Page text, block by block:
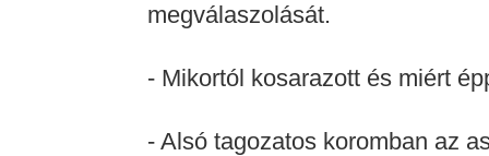
megválaszolását.
- Mikortól kosarazott és miért
- Alsó tagozatos koromban az